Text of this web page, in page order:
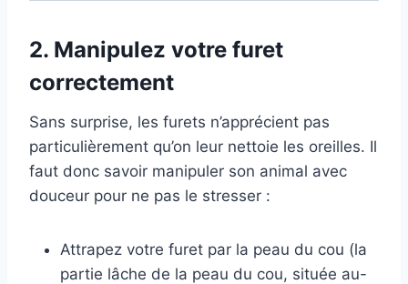
2. Manipulez votre furet
correctement
Sans surprise, les furets n’apprécient pas
particulièrement qu’on leur nettoie les oreilles. Il
faut donc savoir manipuler son animal avec
douceur pour ne pas le stresser :
Attrapez votre furet par la peau du cou (la
partie lâche de la peau du cou, située au-